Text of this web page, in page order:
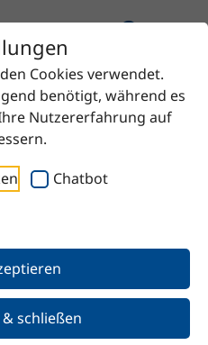
Cookies verwendet.
benötigt, während es
Nutzererfahrung auf
Chatbot
schließen